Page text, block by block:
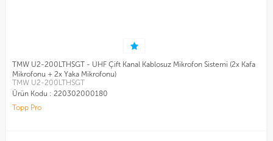
TMW U2-200LTHSGT - UHF Çift Kanal Kablosuz Mikrofon Sistemi (2x Kafa
Mikrofonu + 2x Yaka Mikrofonu)
TMW U2-200LTHSGT
Ürün Kodu : 220302000180
Topp Pro